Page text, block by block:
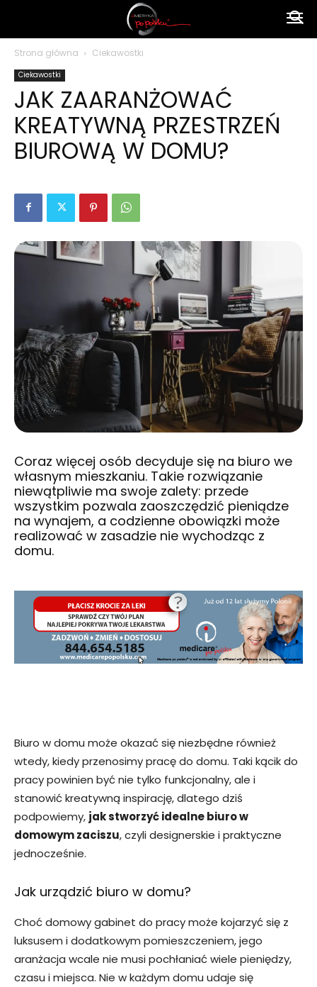
polsku
Strona główna Ciekawostki
Ciekawostki
JAK ZAARANŻOWAĆ
KREATYWNĄ PRZESTRZEŃ
BIUROWĄ W DOMU?
Coraz więcej osób decyduje się na biuro we
własnym mieszkaniu. Takie rozwiązanie
niewątpliwie ma swoje zalety: przede
wszystkim pozwala zaoszczędzić pieniądze
na wynajem, a codzienne obowiązki może
realizować w zasadzie nie wychodząc z
domu.
Biuro w domu może okazać się niezbędne również
wtedy, kiedy przenosimy pracę do domu. Taki kącik do
pracy powinien być nie tylko funkcjonalny, ale i
stanowić kreatywną inspirację, dlatego dziś
podpowiemy, jak stworzyć idealne biuro w
domowym zaciszu, czyli designerskie i praktyczne
jednocześnie.
Jak urządzić biuro w domu?
Choć domowy gabinet do pracy może kojarzyć się z
luksusem i dodatkowym pomieszczeniem, jego
aranżacja wcale nie musi pochłaniać wiele pieniędzy,
czasu i miejsca. Nie w każdym domu udaje się